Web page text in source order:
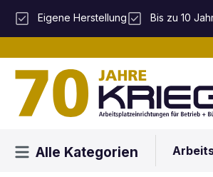
Hauptinhalt springen
Zur Suche springen
Zur Hauptnavigation springen
Eigene Herstellung Bis zu 10
Alle Kategorien